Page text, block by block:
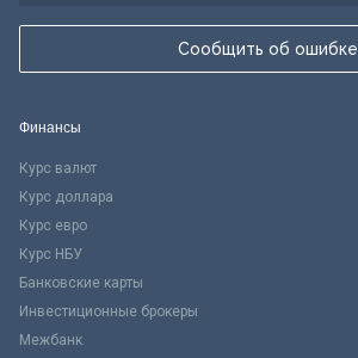
Сообщить об ошибке
Финансы
Курс валют
Курс доллара
Курс евро
Курс НБУ
Банковские карты
Инвестиционные брокеры
Межбанк